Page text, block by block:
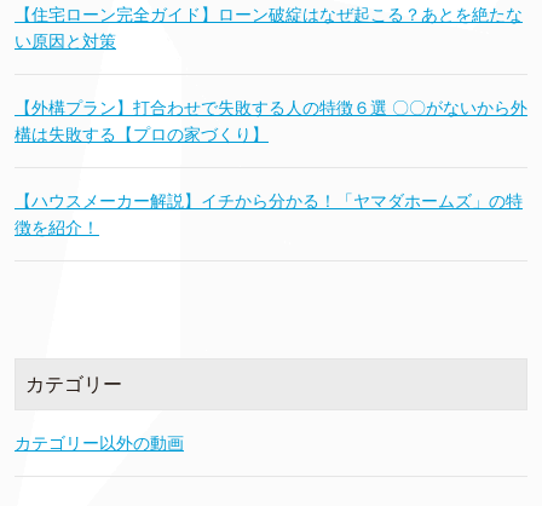
【住宅ローン完全ガイド】ローン破綻はなぜ起こる？あとを絶たな
い原因と対策
【外構プラン】打合わせで失敗する人の特徴６選 〇〇がないから外
構は失敗する【プロの家づくり】
【ハウスメーカー解説】イチから分かる！「ヤマダホームズ」の特
徴を紹介！
カテゴリー
カテゴリー以外の動画